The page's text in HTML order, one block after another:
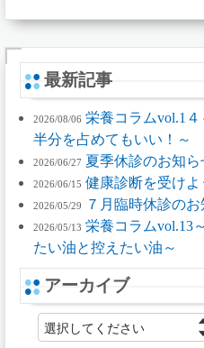
最新記事
2026/08/06 栄養コラムvol.1
半分を占めてもいい！～
2026/06/27 夏季休診のお知ら
2026/06/15 健康診断を受けよ
2026/05/29 ７月臨時休診の
2026/05/13 栄養コラムvol.13
たい油と控えたい油～
アーカイブ
選択してください